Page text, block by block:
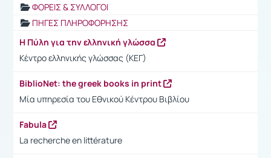
ΦΟΡΕΙΣ & ΣΥΛΛΟΓΟΙ
ΠΗΓΕΣ ΠΛΗΡΟΦΟΡΗΣΗΣ
Η Πύλη για την ελληνική γλώσσα
Κέντρο ελληνικής γλώσσας (ΚΕΓ)
BiblioNet: the greek books in print
Μία υπηρεσία του Εθνικού Κέντρου Βιβλίου
Fabula
La recherche en littérature